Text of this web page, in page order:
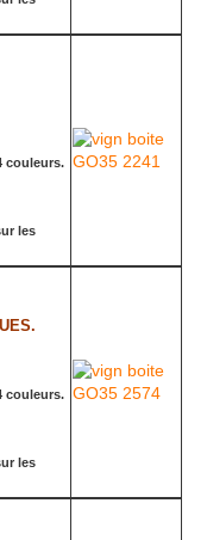
couleurs.
les
couleurs.
les